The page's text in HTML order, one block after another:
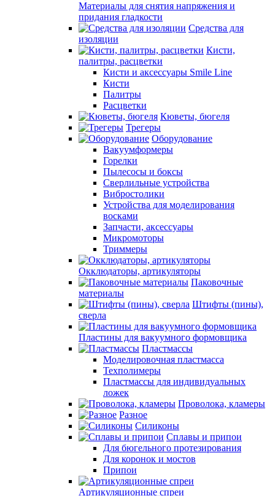
Материалы для снятия напряжения и
придания гладкости
Средства для
изоляции
Кисти,
палитры, расцветки
Кисти и аксессуары Smile Line
Кисти
Палитры
Расцветки
Кюветы, бюгеля
Трегеры
Оборудование
Вакуумформеры
Горелки
Пылесосы и боксы
Сверлильные устройства
Вибростолики
Устройства для моделирования
восками
Запчасти, аксессуары
Микромоторы
Триммеры
Окклюдаторы, артикуляторы
Паковочные
материалы
Штифты (пины),
сверла
Пластины для вакуумного формовщика
Пластмассы
Моделировочная пластмасса
Техполимеры
Пластмассы для индивидуальных
ложек
Проволока, кламеры
Разное
Силиконы
Сплавы и припои
Для бюгельного протезирования
Для коронок и мостов
Припои
Артикуляционные спреи